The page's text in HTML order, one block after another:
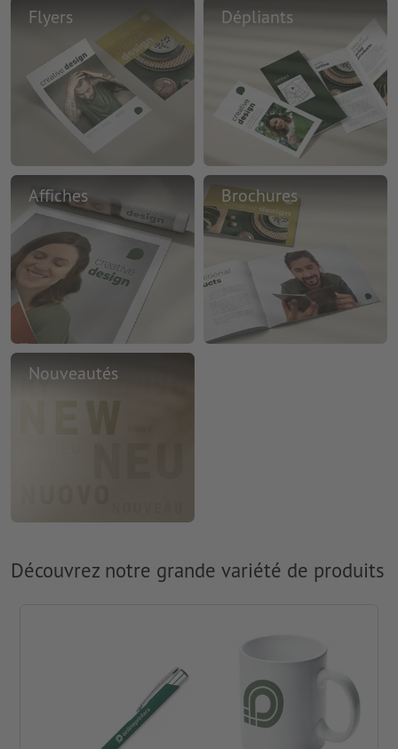
Flyers Dépliants
Affiches Brochures
Nouveautés
Découvrez notre grande variété de produits